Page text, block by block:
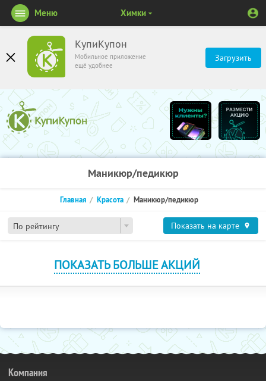
КупиКупон
Мобильное приложение
ещё удобнее
Загрузить
Меню Химки
Маникюр/педикюр
По рейтингу
Главная Красота Маникюр/педикюр
Показать на карте
ПОКАЗАТЬ БОЛЬШЕ АКЦИЙ
Компания